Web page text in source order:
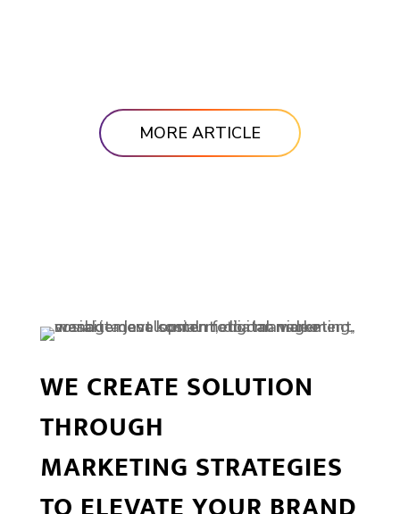
WE CREATE SOLUTION
THROUGH
MARKETING STRATEGIES